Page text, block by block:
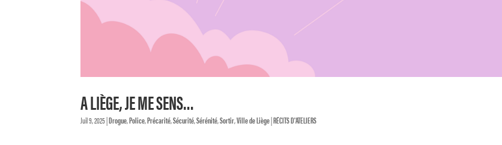
A LIÈGE, JE ME SENS…
Juil 9, 2025|Drogue,Police,Précarité,Sécurité,Sérénité,Sortir,Ville de Liège|RÉCITS D'ATELIERS